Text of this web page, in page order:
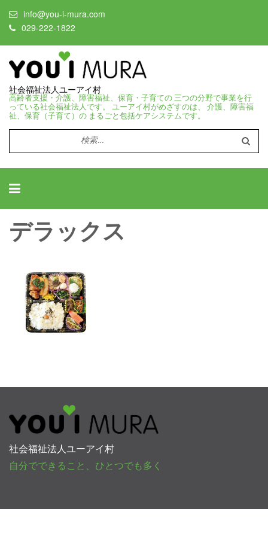
info@you-i-mura.com
029-222-1822
社会福祉法人ユーアイ村
高齢者支援・介護、障害福祉、保育・子育ての 三つの分野で事業を行
っている社会福祉法人です。 ユーアイ村がめざすのは、 介護、障害福
祉、保育（子育て）の まるごと包括ケアシステムです。
検
索:
デラックス
社会福祉法人ユーアイ村
自分でできること、ひとつでも多く